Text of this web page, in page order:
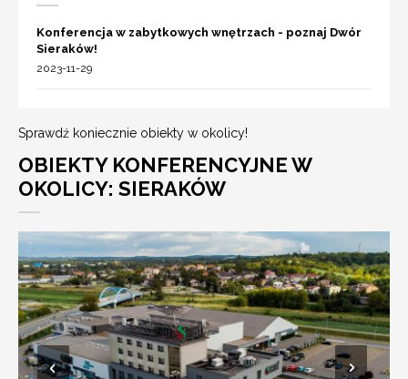
Konferencja w zabytkowych wnętrzach - poznaj Dwór
Sieraków!
2023-11-29
Sprawdź koniecznie obiekty w okolicy!
OBIEKTY KONFERENCYJNE W
OKOLICY: SIERAKÓW